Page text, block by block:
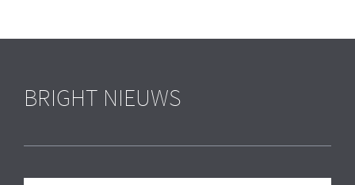
BRIGHT NIEUWS